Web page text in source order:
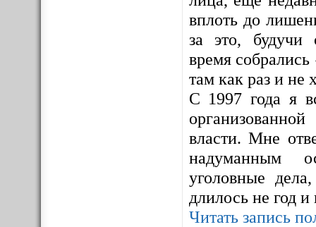
вплоть до
за это, будучи
время
там как раз и не
С 1997 года я
власти. Мне
надуманным
уголовные
длилось не год
Читать запись